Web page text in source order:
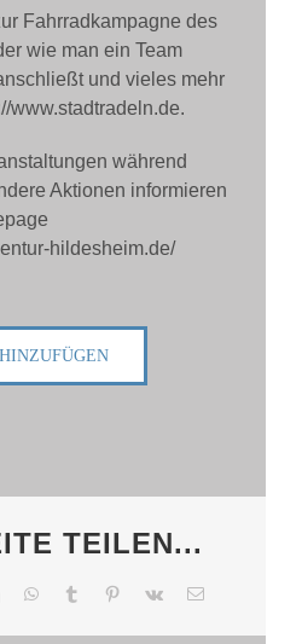
Fahrradkampagne des
wie man ein Team
und vieles mehr
www.stadtradeln.de.
während
Aktionen informieren
hildesheim.de/
TEILEN...
WhatsApp
TumblrPinterestVk
E-